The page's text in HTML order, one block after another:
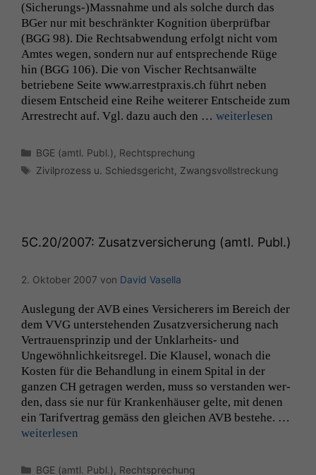
(Sicherungs-)Massnahme und als solche durch das
BGer nur mit beschränk­ter Kog­ni­tion über­prüf­bar
(BGG 98). Die Rechtsab­wen­dung erfol­gt nicht vom
Amtes wegen, son­dern nur auf entsprechende Rüge
hin (BGG 106). Die von Vis­ch­er Recht­san­wälte
betriebene Seite www.arrestpraxis.ch führt neben
diesem Entscheid eine Rei­he weit­er­er Entschei­de zum
Arrestrecht auf. Vgl. dazu auch den … weit­er­lesen
Kategorien
BGE (amtl. Publ.) Rechtsprechung
Schlagwörter
Zivilprozess u. Schiedsgericht Zwangsvollstreckung
5C.20/2007: Zusatzversicherung (amtl. Publ.)
2. Oktober 2007 von David Vasella
Ausle­gung der AVB eines Ver­sicher­ers im Bere­ich der
dem VVG unter­ste­hen­den Zusatzver­sicherung nach
Ver­trauen­sprinzip und der Unklarheits- und
Ungewöhn­lichkeit­sregel. Die Klausel, wonach die
Kosten für die Behand­lung in einem Spi­tal in der
ganzen CH getra­gen wer­den, muss so ver­standen wer­
den, dass sie nur für Kranken­häuser gelte, mit denen
ein Tar­ifver­trag gemäss den gle­ichen AVB beste­he. …
weit­er­lesen
Kategorien
BGE (amtl. Publ.) Rechtsprechung